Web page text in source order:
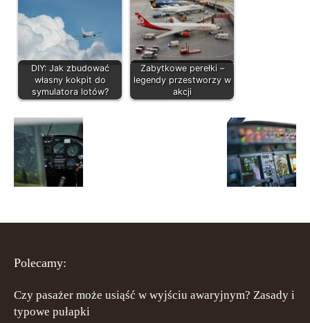
DIY: Jak zbudować
własny kokpit do
symulatora lotów?
Zabytkowe perełki –
legendy przestworzy w
akcji
Polecamy:
Czy pasażer może usiąść w wyjściu awaryjnym? Zasady i
typowe pułapki